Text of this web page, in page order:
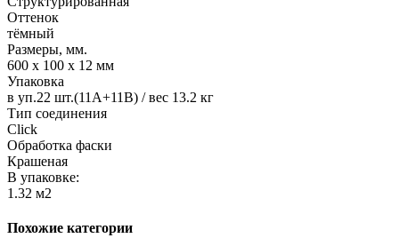
Оттенок
тёмный
Размеры, мм.
600 х 100 х 12 мм
Упаковка
в уп.22 шт.(11А+11В) / вес 13.2 кг
Тип соединения
Click
Обработка фаски
Крашеная
В упаковке:
1.32 м2
Похожие категории